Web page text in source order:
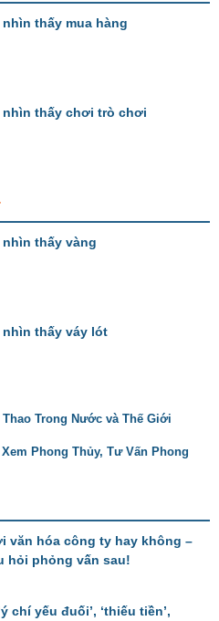
thấy mua hàng
nhìn thấy chơi trò chơi
thấy vàng
thấy váy lót
văn hóa công ty hay không –
hỏi phỏng vấn sau!
chí yếu đuối’, ‘thiếu tiền’,